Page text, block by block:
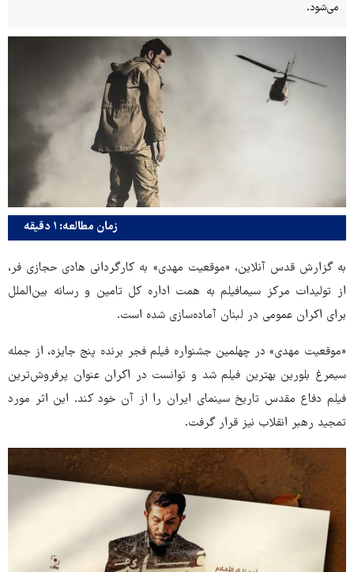
می‌شود.
زمان مطالعه: ۱ دقیقه
به گزارش قدس آنلاین، «موقعیت مهدی» به کارگردانی هادی حجازی فر،
از تولیدات مرکز سیمافیلم به همت اداره کل تامین و رسانه بین‌الملل
برای اکران عمومی در لبنان آماده‌سازی شده است.
«موقعیت مهدی» در چهلمین جشنواره فیلم فجر برنده پنج جایزه، از جمله
سیمرغ بلورین بهترین فیلم شد و توانست در اکران عنوان پرفروش‌ترین
فیلم دفاع مقدس تاریخ سینمای ایران را از آن خود کند. این اثر مورد
تمجید رهبر انقلاب نیز قرار گرفت.